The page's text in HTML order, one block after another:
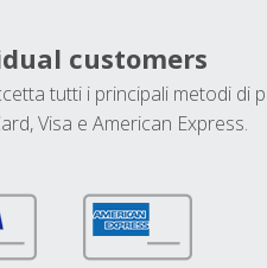
customers
tutti i principali metodi di
Visa e American Express.